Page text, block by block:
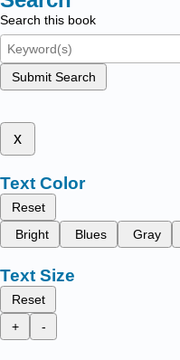
Search this book
Submit Search
x
Text Color
Reset
Bright
Blues Gray
Text Size
Reset
+
-